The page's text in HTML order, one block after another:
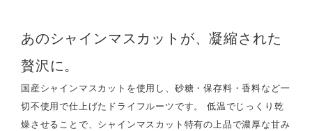
あのシャインマスカットが、凝縮された
贅沢に。
国産シャインマスカットを使用し、砂糖・保存料・香料など一
切不使用で仕上げたドライフルーツです。 低温でじっくり乾
燥させることで、シャインマスカット特有の上品で濃厚な甘み